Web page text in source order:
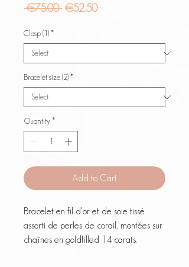
€75.00 Regular
€52.50Sale
Clasp (1) *
Bracelet size (2) *
Quantity *
Add to Cart
Bracelet en fil d'or et de soie tissé
assorti de perles de corail, montées sur
chaînes en goldfilled 14 carats.